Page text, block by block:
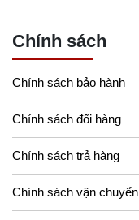
Chính sách
Chính sách bảo hành
Chính sách đổi hàng
Chính sách trả hàng
Chính sách vận chuyển